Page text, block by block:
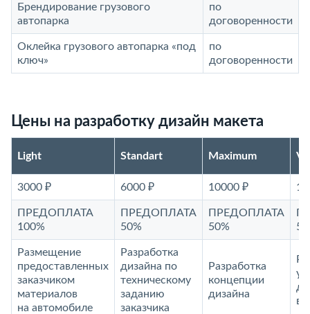
Брендирование грузового
автопарка
по
договоренности
Оклейка грузового автопарка «под
ключ»
по
договоренности
Цены на разработку дизайн макета
Light Standart Maximum
3000 ₽ 6000 ₽ 10000 ₽
ПРЕДОПЛАТА
100%
ПРЕДОПЛАТА
50%
ПРЕДОПЛАТА
50%
Размещение
предоставленных
заказчиком
материалов
на автомобиле
Разработка
дизайна по
техническому
заданию
заказчика
Разработка
концепции
дизайна